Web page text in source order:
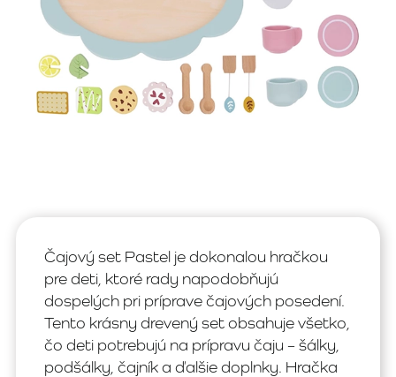
Čajový set Pastel je dokonalou hračkou
pre deti, ktoré rady napodobňujú
dospelých pri príprave čajových posedení.
Tento krásny drevený set obsahuje všetko,
čo deti potrebujú na prípravu čaju – šálky,
podšálky, čajník a ďalšie doplnky. Hračka